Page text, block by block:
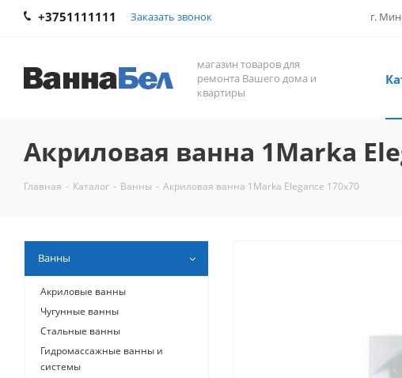
+3751111111 Заказать звонок г.
магазин товаров для
ремонта Вашего дома и
квартиры
Акриловая ванна 1Marka
Главная - Каталог - Ванны - Акриловая ванна 1Marka Elegance 170x70
Ванны
Акриловые ванны
Чугунные ванны
Стальные ванны
Гидромассажные ванны и
системы